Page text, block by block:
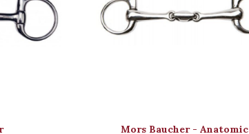
Mors Baucher - Anatomic